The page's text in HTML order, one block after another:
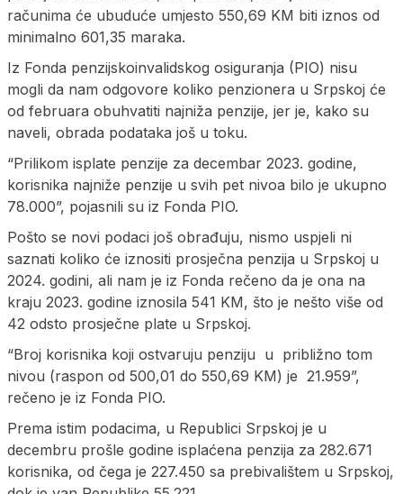
računima će ubuduće umjesto 550,69 KM biti iznos od
minimalno 601,35 maraka.
Iz Fonda penzijskoinvalidskog osiguranja (PIO) nisu
mogli da nam odgovore koliko penzionera u Srpskoj će
od februara obuhvatiti najniža penzije, jer je, kako su
naveli, obrada podataka još u toku.
“Prilikom isplate penzije za decembar 2023. godine,
korisnika najniže penzije u svih pet nivoa bilo je ukupno
78.000”, pojasnili su iz Fonda PIO.
Pošto se novi podaci još obrađuju, nismo uspjeli ni
saznati koliko će iznositi prosječna penzija u Srpskoj u
2024. godini, ali nam je iz Fonda rečeno da je ona na
kraju 2023. godine iznosila 541 KM, što je nešto više od
42 odsto prosječne plate u Srpskoj.
“Broj korisnika koji ostvaruju penziju u približno tom
nivou (raspon od 500,01 do 550,69 KM) je 21.959”,
rečeno je iz Fonda PIO.
Prema istim podacima, u Republici Srpskoj je u
decembru prošle godine isplaćena penzija za 282.671
korisnika, od čega je 227.450 sa prebivalištem u Srpskoj,